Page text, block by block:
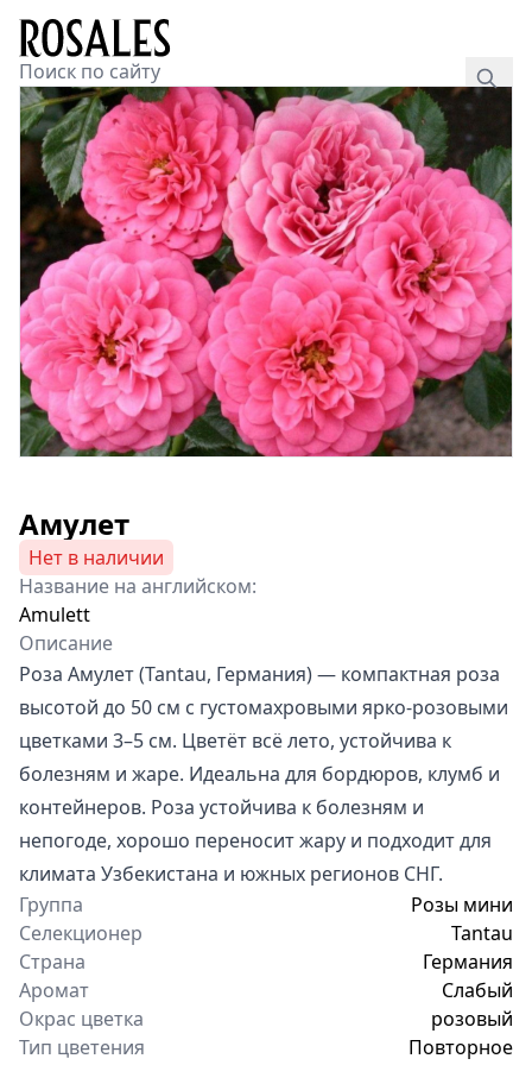
Амулет
Нет в наличии
Название на английском:
Amulett
Описание
Роза Амулет (Tantau, Германия) — компактная роза
высотой до 50 см с густомахровыми ярко-розовыми
цветками 3–5 см. Цветёт всё лето, устойчива к
болезням и жаре. Идеальна для бордюров, клумб и
контейнеров. Роза устойчива к болезням и
непогоде, хорошо переносит жару и подходит для
климата Узбекистана и южных регионов СНГ.
Группа
Розы мини
Селекционер
Tantau
Страна
Германия
Аромат
Слабый
Окрас цветка
розовый
Тип цветения
Повторное